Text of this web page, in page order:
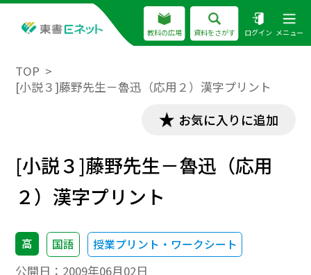
教科の広場 資料をさがす ログイン メニュー
TOP
[小説３]藤野先生－魯迅（応用２）漢字プリント
お気に入りに追加
[小説３]藤野先生－魯迅（応用
２）漢字プリント
高 国語 授業プリント・ワークシート
公開日： 2009年06月02日